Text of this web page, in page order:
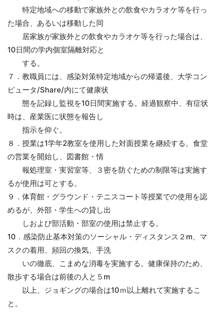
特定地域への移動で家族外との飲食やカラオケ等を行っ
た場合、あるいは移動した同
居家族が家族外との飲食やカラオケ等を行った場合は、
10日間の学内個室隔離対応と
する。
７．教職員には、感染対策特定地域からの帰還後、大学コン
ピュータ/Share/内にて健康状
態を記録し監視を10日間実施する。経過観察中、有症状
時は、産業医に状態を報告し
指示を仰ぐ。
８．授業は1学年2教室を使用した対面授業を継続する。食堂
の営業を開始し、図書館・情
報処理室・実習室等、３密を防ぐための制限等は実施す
るが使用は可とする。
９．体育館・グラウンド・テニスコート等授業での使用を認
めるが、外部・学生への貸し出
しおよび部活動・部室の使用は禁止する。
10．感染防止基本対策のソーシャル・ディスタンス２m、マ
スクの着用、頻回の換気、手洗
いの徹底、こまめな消毒を実施する。健康保持のため、
散歩する場合は前後の人と５m
以上、ジョギングの場合は10ｍ以上離れて実施するこ
と。